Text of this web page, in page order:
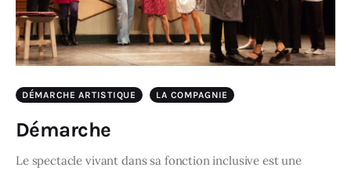
EDUCATION ARTISTIQUE
La Compagnie
Contacts
DÉMARCHE ARTISTIQUE LA COMPAGNIE
Démarche
Le spectacle vivant dans sa fonction inclusive est une